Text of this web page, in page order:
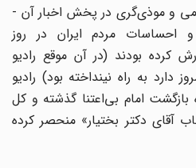
و موذی‌گری در پخش اخبار آن -
مردم ایران در روز
را گزارش کرده بودند (در آن موقع رادیو
دارد به راه نینداخته بود) رادیو
امام بی‌اعتنا گذشته و کل
آقای دکتر بختیار» منحصر کرده